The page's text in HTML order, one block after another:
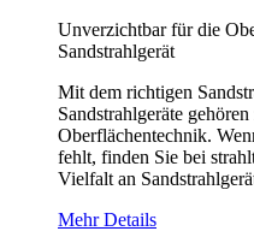
Unverzichtbar für die
Sandstrahlgerät
Mit dem richtigen
Sandstrahlgeräte
Oberflächentechnik.
fehlt, finden Sie bei
Vielfalt an
Mehr Details